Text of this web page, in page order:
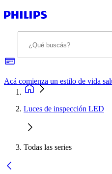
Luces de inspección LED
Todas las series